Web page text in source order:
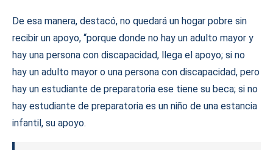
De esa manera, destacó, no quedará un hogar pobre sin
recibir un apoyo, “porque donde no hay un adulto mayor y
hay una persona con discapacidad, llega el apoyo; si no
hay un adulto mayor o una persona con discapacidad, pero
hay un estudiante de preparatoria ese tiene su beca; si no
hay estudiante de preparatoria es un niño de una estancia
infantil, su apoyo.